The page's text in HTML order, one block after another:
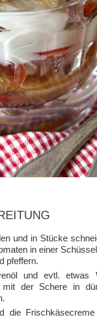
und in Stücke
in einer
pfeffern.
und evtl. etwas
der Schere in
die